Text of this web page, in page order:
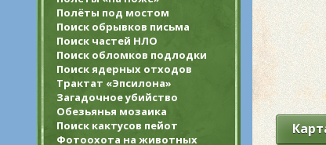
Полёты под мостом
Поиск обрывков письма
Поиск частей НЛО
Поиск обломков подлодки
Поиск ядерных отходов
Трактат «Эпсилона»
Загадочное убийство
Обезьянья мозаика
Поиск кактусов пейот
Фотоохота на животных